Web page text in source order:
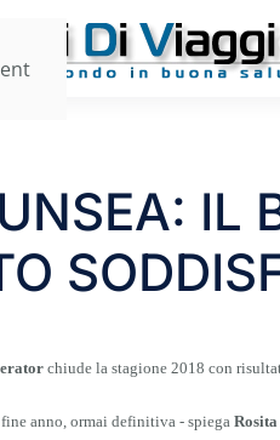
IL
chiude la stagione 2018 con
anno, ormai definitiva - spiega